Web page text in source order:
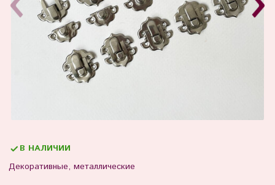
Декоративные, металлические
В НАЛИЧИИ